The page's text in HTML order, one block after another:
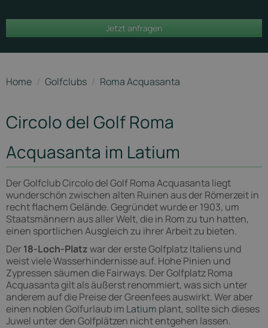
Roma
Acquasanta
Jetzt anfragen
Home / Golfclubs / Roma Acquasanta
Circolo del Golf Roma
Acquasanta im Latium
Der Golfclub Circolo del Golf Roma Acquasanta liegt
wunderschön zwischen alten Ruinen aus der Römerzeit in
recht flachem Gelände. Gegründet wurde er 1903, um
Staatsmännern aus aller Welt, die in Rom zu tun hatten,
einen sportlichen Ausgleich zu ihrer Arbeit zu bieten.
Der 18-Loch-Platzwar der erste Golfplatz Italiens und
weist viele Wasserhindernisse auf. Hohe Pinien und
Zypressen säumen die Fairways. Der Golfplatz Roma
Acquasanta gilt als äußerst renommiert, was sich unter
anderem auf die Preise der Greenfees auswirkt. Wer aber
einen noblen Golfurlaub im Latium plant, sollte sich dieses
Juwel unter den Golfplätzen nicht entgehen lassen.